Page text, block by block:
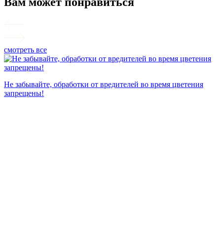
смотреть все
Не забывайте, обработки от вредителей во время цветения
запрещены!